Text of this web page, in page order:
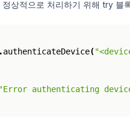
상적으로 처리하기 위해 try 블
.authenticateDevice(
"Error authenticating